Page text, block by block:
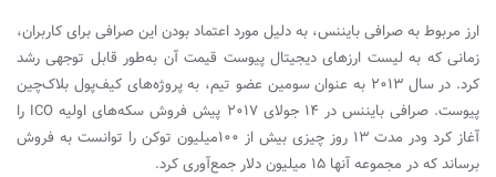
ارز مربوط به صرافی بایننس، به دلیل مورد اعتماد بودن این صرافی برای کاربران،
زمانی که به لیست ارزهای دیجیتال پیوست قیمت آن به‌طور قابل توجهی رشد
کرد. در سال ۲۰۱۳ به عنوان سومین عضو تیم، به پروژه‌های کیف‌پول بلاک‌چین
پیوست. صرافی بایننس در ۱۴ جولای ۲۰۱۷ پیش فروش سکه‌های اولیه
ICO را
آغاز کرد ودر مدت ۱۳ روز چیزی بیش از ۱۰۰میلیون توکن را توانست به فروش
برساند که در مجموعه آنها ۱۵ میلیون دلار جمع‌آوری کرد.